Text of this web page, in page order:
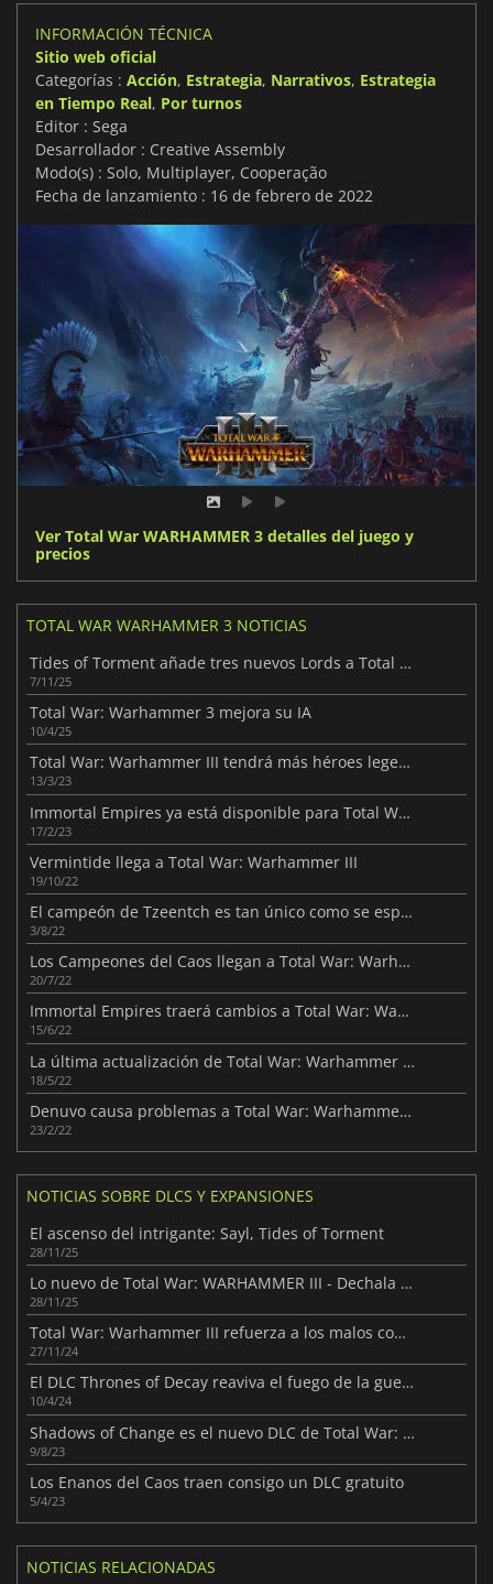
INFORMACIÓN TÉCNICA
Sitio web oficial
Categorías : Acción, Estrategia, Narrativos, Estrategia
en Tiempo Real, Por turnos
Editor : Sega
Desarrollador : Creative Assembly
Modo(s) : Solo, Multiplayer, Cooperação
Fecha de lanzamiento : 16 de febrero de 2022
Ver Total War WARHAMMER 3 detalles del juego y
precios
TOTAL WAR WARHAMMER 3 NOTICIAS
Tides of Torment añade tres nuevos Lords a Total War: Warhammer III
7/11/25
Total War: Warhammer 3 mejora su IA
10/4/25
Total War: Warhammer III tendrá más héroes legendarios
13/3/23
Immortal Empires ya está disponible para Total War: Warhammer III
17/2/23
Vermintide llega a Total War: Warhammer III
19/10/22
El campeón de Tzeentch es tan único como se esperaba en Total War: Warhammer III
3/8/22
Los Campeones del Caos llegan a Total War: Warhammer III
20/7/22
Immortal Empires traerá cambios a Total War: Warhammer III este verano
15/6/22
La última actualización de Total War: Warhammer 3 trae unidades gratuitas y correcciones
18/5/22
Denuvo causa problemas a Total War: Warhammer III
23/2/22
NOTICIAS SOBRE DLCS Y EXPANSIONES
El ascenso del intrigante: Sayl, Tides of Torment
28/11/25
Lo nuevo de Total War: WARHAMMER III - Dechala - Tides of Torment
28/11/25
Total War: Warhammer III refuerza a los malos con Omens of Destruction
27/11/24
El DLC Thrones of Decay reaviva el fuego de la guerra en Total War: Warhammer III
10/4/24
Shadows of Change es el nuevo DLC de Total War: Warhammer III
9/8/23
Los Enanos del Caos traen consigo un DLC gratuito
5/4/23
NOTICIAS RELACIONADAS